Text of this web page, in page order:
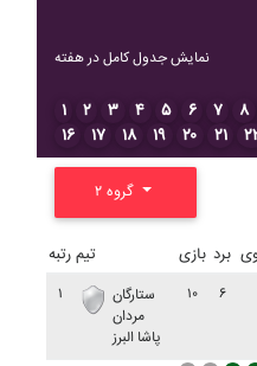
نمایش جدول کامل در هفته
۱ ۲ ۳ ۴ ۵ ۶ ۷ ۸
۱۶
۱۷ ۱۸ ۱۹ ۲۰ ۲۱
رتبه تیم بازی برد
۱
ستارگان
مردان
پاشا البرز
۱۰ ۶